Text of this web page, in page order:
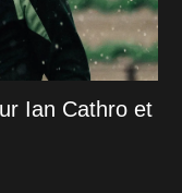
Ian Cathro et